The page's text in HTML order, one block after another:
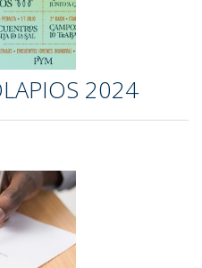
2024